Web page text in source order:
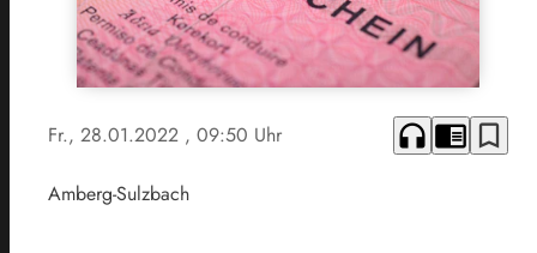
Fr., 28.01.2022 , 09:50 Uhr headphones chrome_reader_mode bookmark_border
Amberg-Sulzbach